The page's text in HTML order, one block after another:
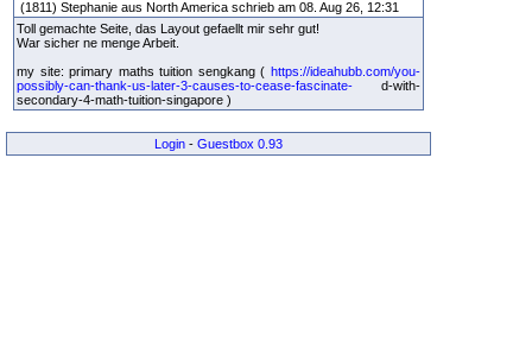
(1811) Stephanie aus North America schrieb am 08. Aug 26, 12:31
Toll gemachte Seite, das Layout gefaellt mir sehr gut!
War sicher ne menge Arbeit.
my site: primary maths tuition sengkang ( https://ideahubb.com/you-
possibly-can-thank-us-later-3-causes-to-cease-fascinate- d-with-
secondary-4-math-tuition-singapore )
Login - Guestbox 0.93